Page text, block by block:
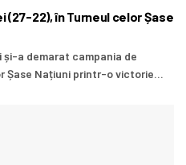
(27-22), în Turneul celor Șase
a demarat campania de
Șase Națiuni printr-o victorie...